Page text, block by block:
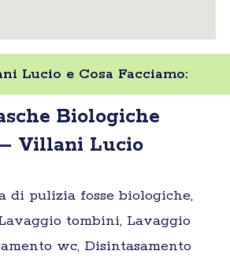
Lucio e Cosa Facciamo:
Biologiche
Villani Lucio
di pulizia fosse biologiche,
tombini, Lavaggio
wc, Disintasamento